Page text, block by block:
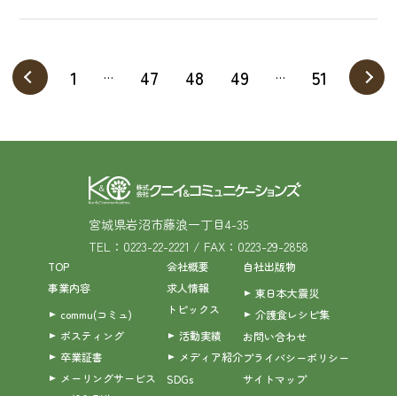
1 … 47 48 49 … 51
宮城県岩沼市藤浪一丁目4-35
TEL：0223-22-2221 / FAX：0223-29-2858
TOP
事業内容
commu(コミュ)
ポスティング
卒業証書
メーリングサービス
会社概要
求人情報
トピックス
活動実績
メディア紹介
SDGs
自社出版物
東日本大震災
介護食レシピ集
お問い合わせ
プライバシーポリシー
サイトマップ